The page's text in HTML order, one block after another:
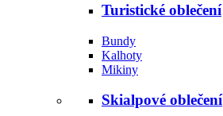
Turistické oblečení
Bundy
Kalhoty
Mikiny
Skialpové oblečení